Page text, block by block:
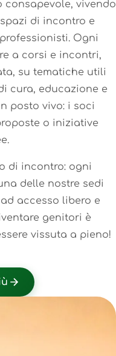
consapevole, vivendo
di incontro e
Ogni
a corsi e incontri,
su tematiche utili
cura, educazione e
posto vivo: i soci
o iniziative
di incontro: ogni
delle nostre sedi
accesso libero e
genitori è
vissuta a pieno!